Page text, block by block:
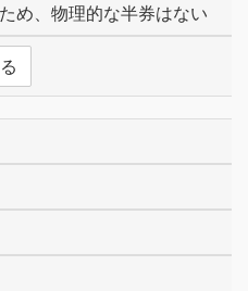
め、物理的な半券はない